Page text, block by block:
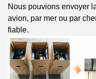
Nous pouvions envoyer
avion, par mer ou par
fiable.